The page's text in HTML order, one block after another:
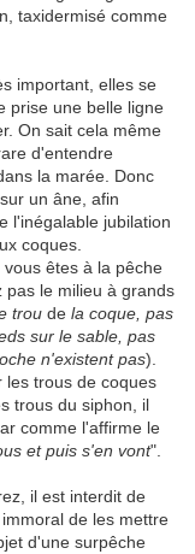
taxidermisé comme
important, elles se
prise une belle ligne
On sait cela même
d'entendre
la marée. Donc
un âne, afin
l'inégalable jubilation
coques.
êtes à la pêche
le milieu à grands
trou de la coque, pas
sur le sable, pas
n'existent pas).
les trous de coques
trous du siphon, il
comme l'affirme le
et puis s'en vont".
il est interdit de
de les mettre
d'une surpêche